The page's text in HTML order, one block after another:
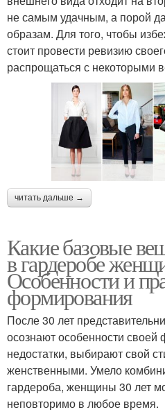
не самым удачным, а порой
образам. Для того, чтобы
стоит провести ревизию
распрощаться с некоторыми
читать дальше →
Какие базовые
в гардеробе
Особенности и
формирования
После 30 лет
осознают особенности своей
недостатки, выбирают свой
женственными. Умело
гардероба, женщины 30 лет
неповторимо в любое время.